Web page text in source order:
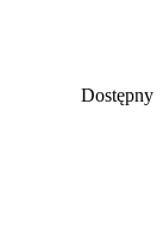
Dostępny